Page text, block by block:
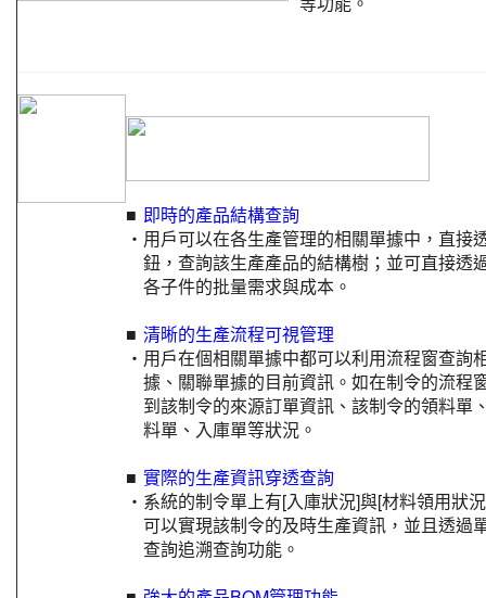
■ 即時的產品結構查詢
‧ 用戶可以在各生產管理的相關單據中，直接
鈕，查詢該生產產品的結構樹；並可直接透
各子件的批量需求與成本。
■ 清晰的生產流程可視管理
‧ 用戶在個相關單據中都可以利用流程窗查詢
據、關聯單據的目前資訊。如在制令的流程
到該制令的來源訂單資訊、該制令的領料單
料單、入庫單等狀況。
■ 實際的生產資訊穿透查詢
‧ 系統的制令單上有[入庫狀況]與[材料領用狀
可以實現該制令的及時生產資訊，並且透過
查詢追溯查詢功能。